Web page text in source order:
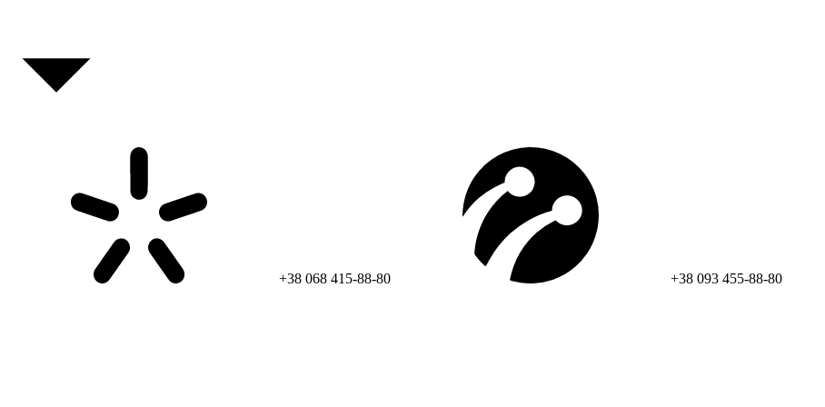
+38 068 415-88-80 +38 093 455-88-80